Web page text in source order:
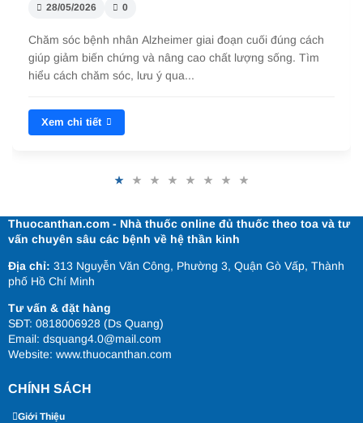
28/05/2026 0
Điều trị bệnh Alzheimer bằng Đông y hỗ trợ cải thiện trí
nhớ, làm chậm suy giảm nhận thức và nâng cao chất lượng
sống khi áp dụng đúng cá...
Xem chi tiết
Thuocanthan.com - Nhà thuốc online đủ thuốc theo toa và tư
vấn chuyên sâu các bệnh về hệ thần kinh
Địa chỉ: 313 Nguyễn Văn Công, Phường 3, Quận Gò Vấp, Thành
phố Hồ Chí Minh
Tư vấn & đặt hàng
SĐT: 0818006928 (Ds Quang)
Email: dsquang4.0@mail.com
Website: www.thuocanthan.com
CHÍNH SÁCH
Giới Thiệu